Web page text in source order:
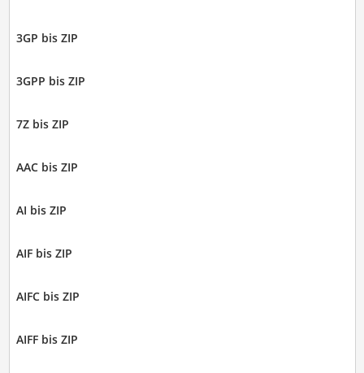
3GP bis ZIP
3GPP bis ZIP
7Z bis ZIP
AAC bis ZIP
AI bis ZIP
AIF bis ZIP
AIFC bis ZIP
AIFF bis ZIP